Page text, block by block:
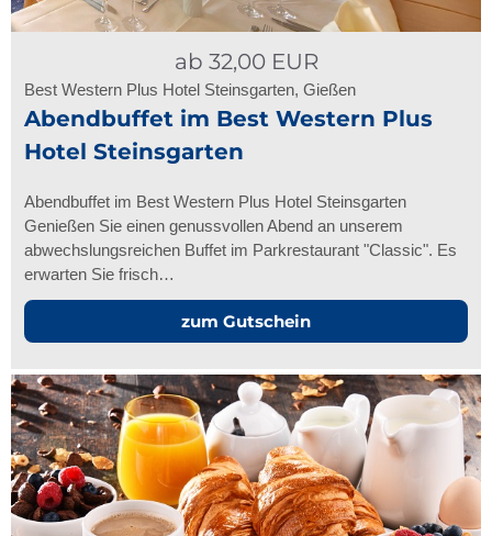
ab 32,00EUR
Best Western Plus Hotel Steinsgarten, Gießen
Abendbuffet im Best Western Plus
Hotel Steinsgarten
Abendbuffet im Best Western Plus Hotel Steinsgarten
Genießen Sie einen genussvollen Abend an unserem
abwechslungsreichen Buffet im Parkrestaurant "Classic". Es
erwarten Sie frisch…
zum Gutschein